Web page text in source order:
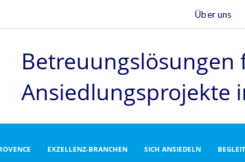
Über uns
Betreuungslösungen
Ansiedlungsprojekte
EXZELLENZ-BRANCHEN SICH ANSIEDELN